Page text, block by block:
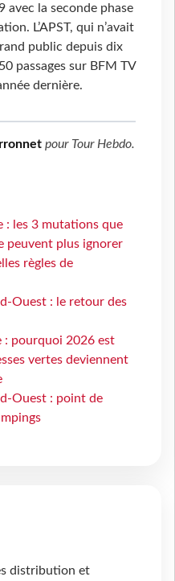
la seconde phase
L’APST, qui n’avait
public depuis dix
passages sur BFM TV
dernière.
pour Tour Hebdo.
: les 3 mutations que
peuvent plus ignorer
règles de
Ouest : le retour des
: pourquoi 2026 est
vertes deviennent
Ouest : point de
distribution et